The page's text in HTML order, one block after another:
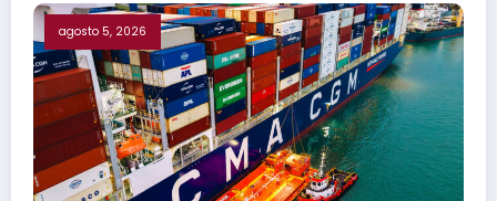
agosto 5, 2026